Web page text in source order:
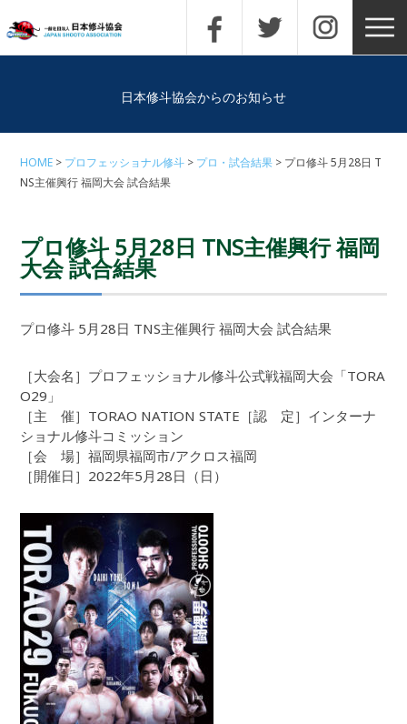
日本修斗協会からのお知らせ
HOME プロフェッショナル修斗 プロ・試合結果
プロ修斗 5月28日 T
NS主催興行 福岡大会 試合結果
プロ修斗 5月28日 TNS主催興行 福岡
大会 試合結果
プロ修斗 5月28日 TNS主催興行 福岡大会 試合結果
［大会名］プロフェッショナル修斗公式戦福岡大会「TORA
O29」
［主 催］TORAO NATION STATE［認 定］インターナ
ショナル修斗コミッション
［会 場］福岡県福岡市/アクロス福岡
［開催日］2022年5月28日（日）